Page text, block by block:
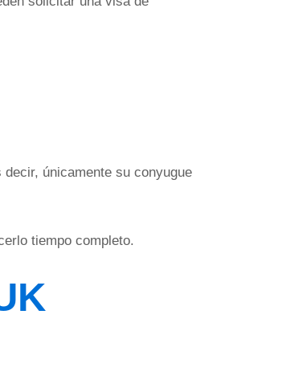
únicamente su conyugue
tiempo completo.